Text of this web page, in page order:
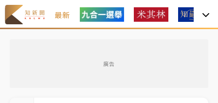
最新
廣告